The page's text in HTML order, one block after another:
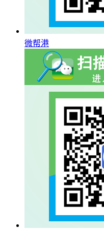
微帮港